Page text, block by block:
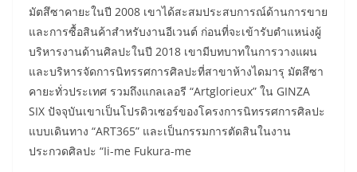
มัตสึซาคายะในปี 2008 เขาได้สะสมประสบการณ์ด้านการขาย
และการซื้อสินค้าสำหรับงานอีเวนต์ ก่อนที่จะเข้ารับตำแหน่งผู้
บริหารงานด้านศิลปะในปี 2018 เขามีบทบาทในการวางแผน
และบริหารจัดการนิทรรศการศิลปะที่สาขาห้างไดมารุ มัตสึซา
คายะทั่วประเทศ รวมถึงแกลเลอรี “Artglorieux” ใน GINZA
SIX ปัจจุบันเขาเป็นโปรดิวเซอร์ของโครงการนิทรรศการศิลปะ
แบบเดินทาง “ART365” และเป็นกรรมการตัดสินในงาน
ประกวดศิลปะ “Ii-me Fukura-me